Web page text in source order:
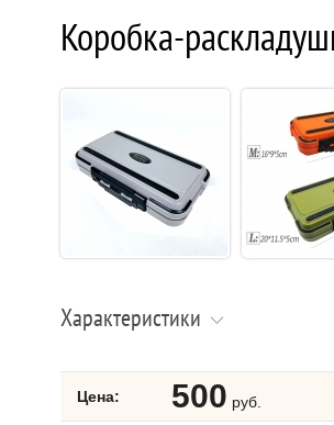
Коробка-
Характеристики
Цена: 500 руб.